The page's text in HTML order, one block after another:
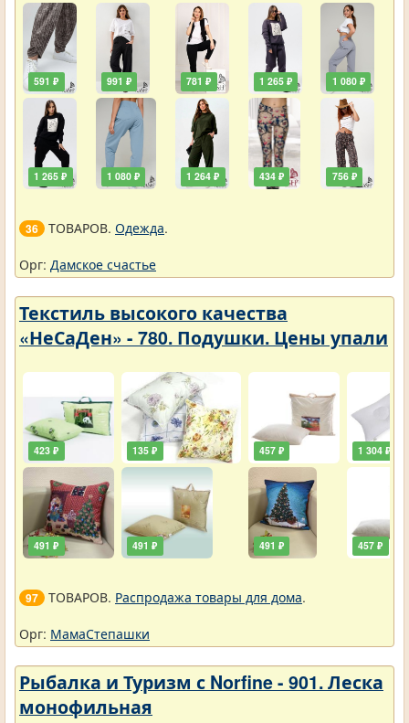
591 ₽
1 265 ₽
991 ₽
1 080 ₽
781 ₽
1 264 ₽
1 265 ₽
434 ₽
1 080 ₽
756 ₽
36 ТОВАРОВ. Одежда.
Орг: Дамское счастье
Текстиль высокого качества
«НеСаДен» - 780. Подушки. Цены упали
423 ₽
491 ₽
135 ₽
491 ₽
457 ₽
491 ₽
1 304 ₽
457 ₽
97 ТОВАРОВ. Распродажа товары для дома.
Орг: МамаСтепашки
Рыбалка и Туризм с Norfine - 901. Леска
монофильная